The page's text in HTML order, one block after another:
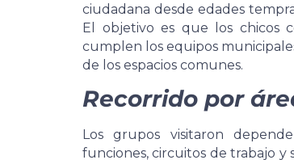
ciudadana desde edades
El objetivo es que los chicos
cumplen los equipos
de los espacios comunes.
Recorrido por
Los grupos visitaron
funciones, circuitos de trabajo y